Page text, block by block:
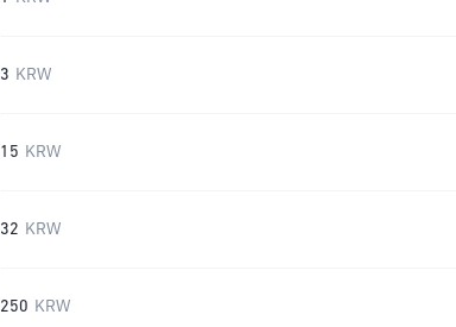
3 KRW
15 KRW
32 KRW
250 KRW